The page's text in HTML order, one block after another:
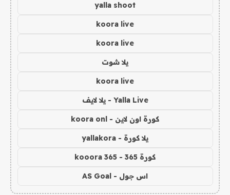
yalla shoot
koora live
koora live
يلا شوت
koora live
Yalla Live - يلا لايف
كورة اون لاين - koora onl
يلا كورة - yallakora
كورة 365 - kooora 365
اس جول - AS Goal